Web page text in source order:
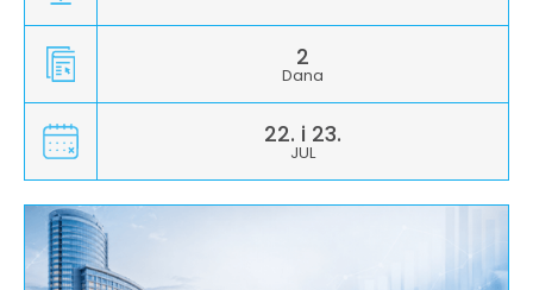
2
Dana
22. i 23.
JUL